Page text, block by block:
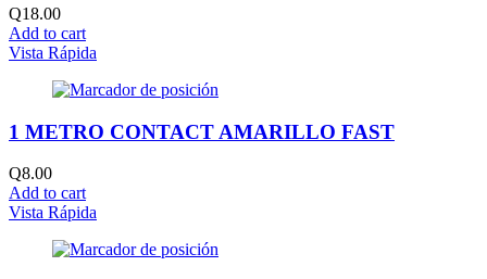
Q18.00
Add to cart
Vista Rápida
1 METRO CONTACT AMARILLO FAST
Q8.00
Add to cart
Vista Rápida